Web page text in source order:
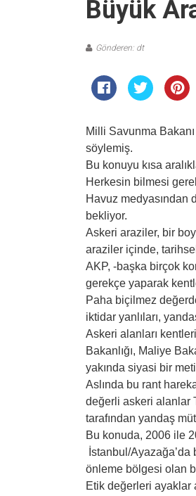
Büyük
Gönderen: dt
Milli Savunma
söylemiş.
Bu konuyu kısa
Herkesin bilmesi
Havuz medyasından
bekliyor.
Askeri araziler, bir
araziler içinde,
AKP, -başka birçok
gerekçe yaparak
Paha biçilmez
iktidar yanlıları,
Askeri alanları
Bakanlığı, Maliye
yakında siyasi bir
Aslında bu rant
değerli askeri alanlar
tarafından yandaş
Bu konuda, 2006 ile
İstanbul/
önleme bölgesi olan
Etik değerleri ayaklar